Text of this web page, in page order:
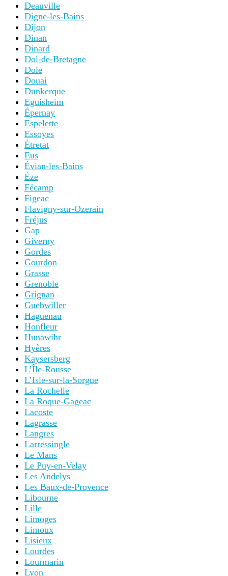
Deauville
Digne-les-Bains
Dijon
Dinan
Dinard
Dol-de-Bretagne
Dole
Douai
Dunkerque
Eguisheim
Épernay
Espelette
Essoyes
Étretat
Eus
Évian-les-Bains
Èze
Fécamp
Figeac
Flavigny-sur-Ozerain
Fréjus
Gap
Giverny
Gordes
Gourdon
Grasse
Grenoble
Grignan
Guebwiller
Haguenau
Honfleur
Hunawihr
Hyères
Kaysersberg
L’Île-Rousse
L’Isle-sur-la-Sorgue
La Rochelle
La Roque-Gageac
Lacoste
Lagrasse
Langres
Larressingle
Le Mans
Le Puy-en-Velay
Les Andelys
Les Baux-de-Provence
Libourne
Lille
Limoges
Limoux
Lisieux
Lourdes
Lourmarin
Lyon